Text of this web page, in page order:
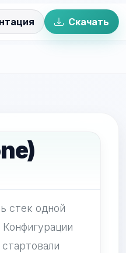
Скачать
стек одной